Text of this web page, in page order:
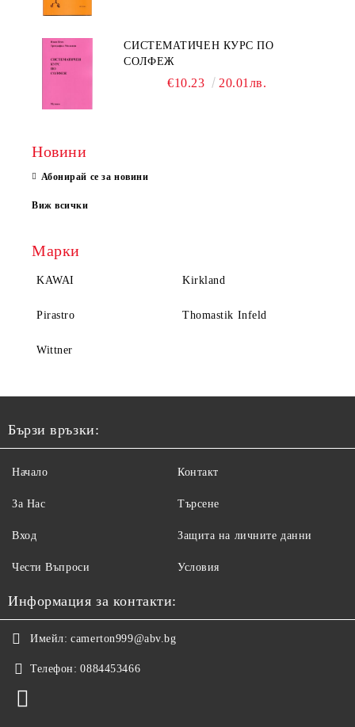
СИСТЕМАТИЧЕН КУРС ПО
СОЛФЕЖ
€10.23 20.01лв.
Новини
Абонирай се за новини
Виж всички
Марки
KAWAI Kirkland
Pirastro Thomastik Infeld
Wittner
Бързи връзки:
Начало
За Нас
Вход
Чести Въпроси
Контакт
Търсене
Защита на личните данни
Условия
Информация за контакти:
Имейл: camerton999@abv.bg
Телефон: 0884453466